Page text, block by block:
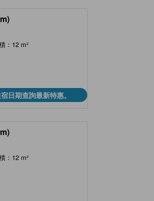
：12 m²
日期查詢最新特惠。
：12 m²